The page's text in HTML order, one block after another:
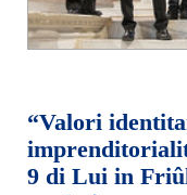
“Valori
9 di Lui in